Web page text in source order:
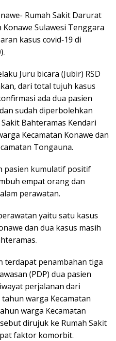
Rumah Sakit Darurat
Konawe Sulawesi Tenggara
kasus covid-19 di
Juru bicara (Jubir) RSD
dari total tujuh kasus
ada dua pasien
sudah diperbolehkan
Bahteramas Kendari
Kecamatan Konawe dan
Tongauna.
pasien kumulatif positif
empat orang dan
perawatan.
yaitu satu kasus
dan dua kasus masih
terdapat penambahan tiga
(PDP) dua pasien
perjalanan dari
warga Kecamatan
warga Kecamatan
dirujuk ke Rumah Sakit
faktor komorbit.